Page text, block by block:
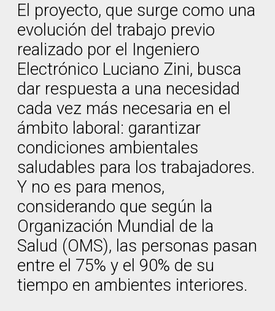
El proyecto, que surge como una
evolución del trabajo previo
realizado por el Ingeniero
Electrónico Luciano Zini, busca
dar respuesta a una necesidad
cada vez más necesaria en el
ámbito laboral: garantizar
condiciones ambientales
saludables para los trabajadores.
Y no es para menos,
considerando que según la
Organización Mundial de la
Salud (OMS), las personas pasan
entre el 75% y el 90% de su
tiempo en ambientes interiores.